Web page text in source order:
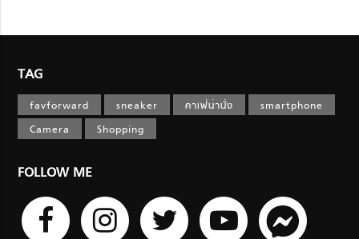
TAG
favforward sneaker คาเฟ่น่านั่ง
smartphone
Camera
Shopping
FOLLOW ME